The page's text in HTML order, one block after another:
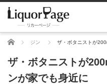
ホーム ジン ザ・ボタニストが
ザ・ボタニストが
ンが家でも身近に